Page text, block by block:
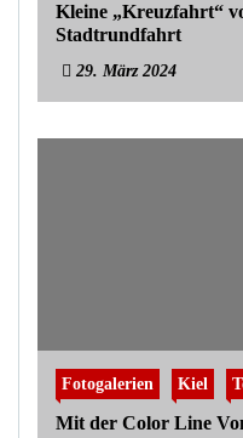
Kleine „Kreuzfahrt“
Stadtrundfahrt
29. März 2024
Fotogalerien Kiel
Mit der Color Line